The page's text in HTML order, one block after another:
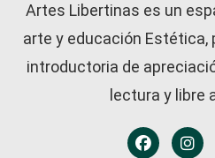
Artes Libertinas es un
arte y educación Estética,
introductoria de
lectura y libre